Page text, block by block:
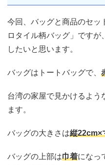
今回、バッグと商品のセッ
ロタイル柄バッグ」です
したいと思います。
バッグはトートバッグで、
台湾の家屋で見かけるよう
ます。
バッグの大きさは縦22cm×
バッグの上部は巾着になっ